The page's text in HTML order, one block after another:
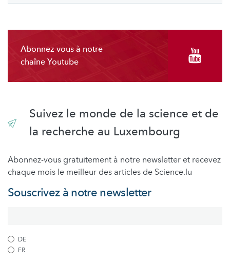
Abonnez-vous à notre
chaîne Youtube
Suivez le monde de la science et de
la recherche au Luxembourg
Abonnez-vous gratuitement à notre newsletter et recevez
chaque mois le meilleur des articles de Science.lu
Souscrivez à notre newsletter
DE
FR